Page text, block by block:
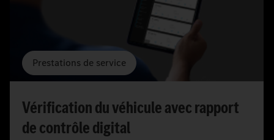
Prestations de service
Vérification du véhicule avec rapport
de contrôle digital